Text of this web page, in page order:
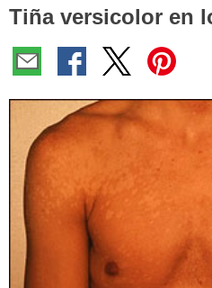
Tiña versicolor en